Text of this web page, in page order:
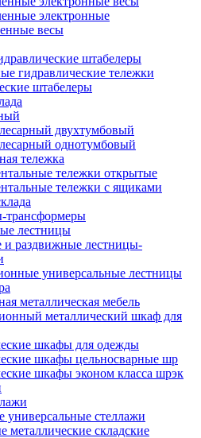
электронные
весы
штабелеры
гидравлические тележки
штабелеры
двухтумбовый
однотумбовый
тележка
тележки открытые
тележки с ящиками
трансформеры
лестницы
и раздвижные лестницы-
универсальные лестницы
металлическая мебель
металлический шкаф для
шкафы для одежды
шкафы цельносварные шр
шкафы эконом класса шрэк
универсальные стеллажи
металлические складские